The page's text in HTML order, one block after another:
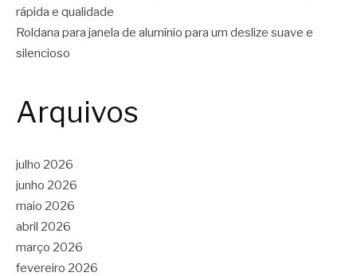
rápida e qualidade
Roldana para janela de alumínio para um deslize suave e
silencioso
Arquivos
julho 2026
junho 2026
maio 2026
abril 2026
março 2026
fevereiro 2026